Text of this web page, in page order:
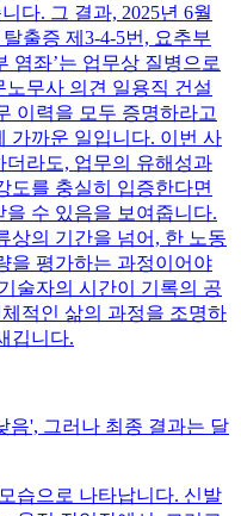
다. 그 결과, 2025년 6월
출증 제3-4-5번, 요추부
염좌’는 업무상 질병으로
무사 의견 일용직 건설
이력을 모두 증명하라고
가까운 일입니다. 이번 사
라도, 업무의 유해성과
도를 충실히 입증한다면
수 있음을 보여줍니다.
상의 기간을 넘어, 한 노동
을 평가하는 과정이어야
술자의 시간이 기록의 공
적인 삶의 과정을 조명하
깁니다.
음', 그러나 최종 결과는 달
습으로 나타납니다. 신발